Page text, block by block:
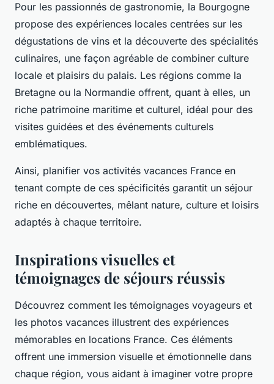
Pour les passionnés de gastronomie, la Bourgogne
propose des expériences locales centrées sur les
dégustations de vins et la découverte des spécialités
culinaires, une façon agréable de combiner culture
locale et plaisirs du palais. Les régions comme la
Bretagne ou la Normandie offrent, quant à elles, un
riche patrimoine maritime et culturel, idéal pour des
visites guidées et des événements culturels
emblématiques.
Ainsi, planifier vos activités vacances France en
tenant compte de ces spécificités garantit un séjour
riche en découvertes, mêlant nature, culture et loisirs
adaptés à chaque territoire.
Inspirations visuelles et
témoignages de séjours réussis
Découvrez comment les témoignages voyageurs et
les photos vacances illustrent des expériences
mémorables en locations France. Ces éléments
offrent une immersion visuelle et émotionnelle dans
chaque région, vous aidant à imaginer votre propre